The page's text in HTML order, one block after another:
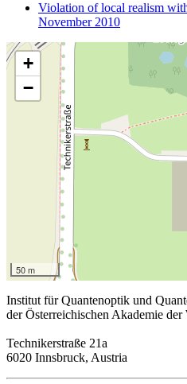
Violation of local realism
November 2010
+
−
50 m
Institut für Quantenoptik und
der Österreichischen Akademie der
Technikerstraße 21a
6020 Innsbruck, Austria